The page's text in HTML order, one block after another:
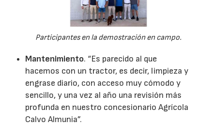
Participantes en la demostración en campo.
Mantenimiento. “Es parecido al que
hacemos con un tractor, es decir, limpieza y
engrase diario, con acceso muy cómodo y
sencillo, y una vez al año una revisión más
profunda en nuestro concesionario Agrícola
Calvo Almunia”.